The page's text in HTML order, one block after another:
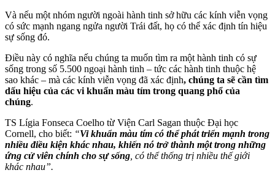
Và nếu một nhóm người ngoài hành tinh sở hữu các kính viễn vọng
có sức mạnh ngang ngửa người Trái đất, họ có thể xác định tín hiệu
sự sống đó.
Điều này có nghĩa nếu chúng ta muốn tìm ra một hành tinh có sự
sống trong số 5.500 ngoại hành tinh – tức các hành tinh thuộc hệ
sao khác – mà các kính viễn vọng đã xác định, chúng ta sẽ cần tìm
dấu hiệu của các vi khuẩn màu tím trong quang phổ của
chúng.
TS Lígia Fonseca Coelho từ Viện Carl Sagan thuộc Đại học
Cornell, cho biết: “Vi khuẩn màu tím có thể phát triển mạnh trong
nhiều điều kiện khác nhau, khiến nó trở thành một trong những
ứng cử viên chính cho sự sống , có thể thống trị nhiều thế giới
khác nhau”.